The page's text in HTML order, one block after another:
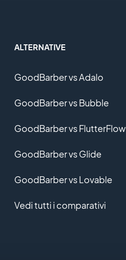
ALTERNATIVE
GoodBarber vs Adalo
GoodBarber vs Bubble
GoodBarber vs FlutterFlow
GoodBarber vs Glide
GoodBarber vs Lovable
Vedi tutti i comparativi